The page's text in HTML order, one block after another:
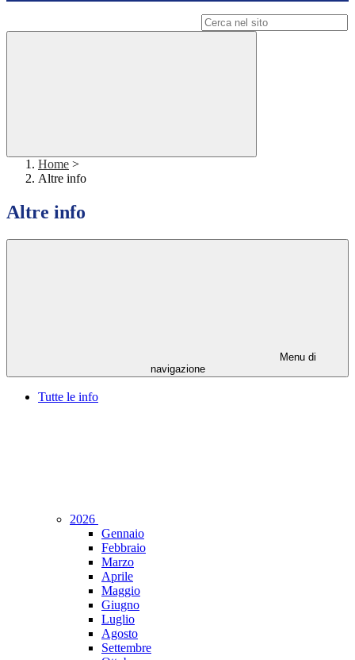
Home >
Altre info
Altre info
Menu di
navigazione
Tutte le info
2026
Gennaio
Febbraio
Marzo
Aprile
Maggio
Giugno
Luglio
Agosto
Settembre